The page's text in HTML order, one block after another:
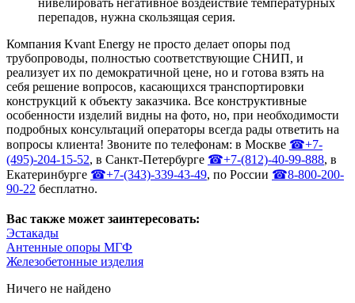
перепадов, нужна скользящая серия.
Компания Kvant Energy не просто делает опоры под
трубопроводы, полностью соответствующие СНИП, и
реализует их по демократичной цене, но и готова взять на
себя решение вопросов, касающихся транспортировки
конструкций к объекту заказчика. Все конструктивные
особенности изделий видны на фото, но, при необходимости
подробных консультаций операторы всегда рады ответить на
вопросы клиента! Звоните по телефонам: в Москве ☎+7-
(495)-204-15-52, в Санкт-Петербурге ☎+7-(812)-40-99-888, в
Екатеринбурге ☎+7-(343)-339-43-49, по России ☎8-800-200-
90-22 бесплатно.
Вас также может заинтересовать:
Эстакады
Антенные опоры МГФ
Железобетонные изделия
Ничего не найдено